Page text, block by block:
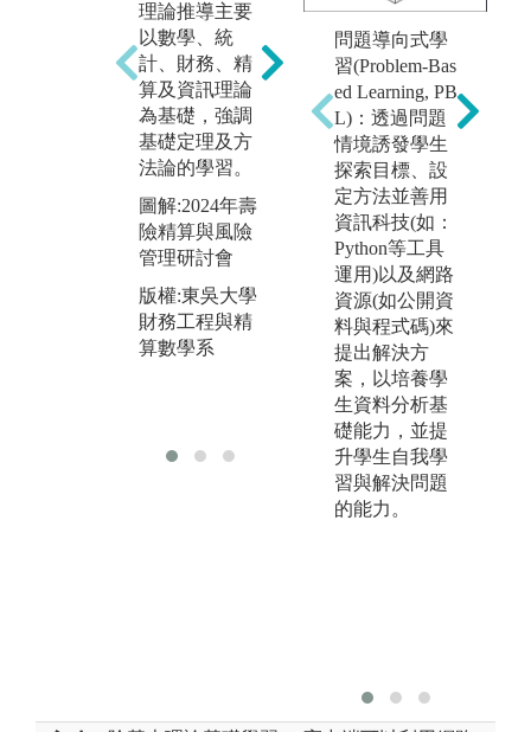
理論推導主要
以數學、統
計、財務、精
算及資訊理論
為基礎，強調
基礎定理及方
法論的學習。
圖解:2024年壽
險精算與風險
管理研討會
版權:東吳大學
財務工程與精
算數學系
案例分析則以
金融商品、保
險商品及相關
資料探討為
主，帶領學生
將理論模型應
用至金融產業
之實例。
圖解:「社會保
險與退休金規
劃」學生專題
研究競賽
版權:東吳大學
財務工程與精
算數學系
問題導向式學
習(Problem-Bas
ed Learning, PB
L)：透過問題
情境誘發學生
探索目標、設
定方法並善用
資訊科技(如：
Python等工具
運用)以及網路
資源(如公開資
料與程式碼)來
提出解決方
案，以培養學
生資料分析基
礎能力，並提
升學生自我學
習與解決問題
的能力。